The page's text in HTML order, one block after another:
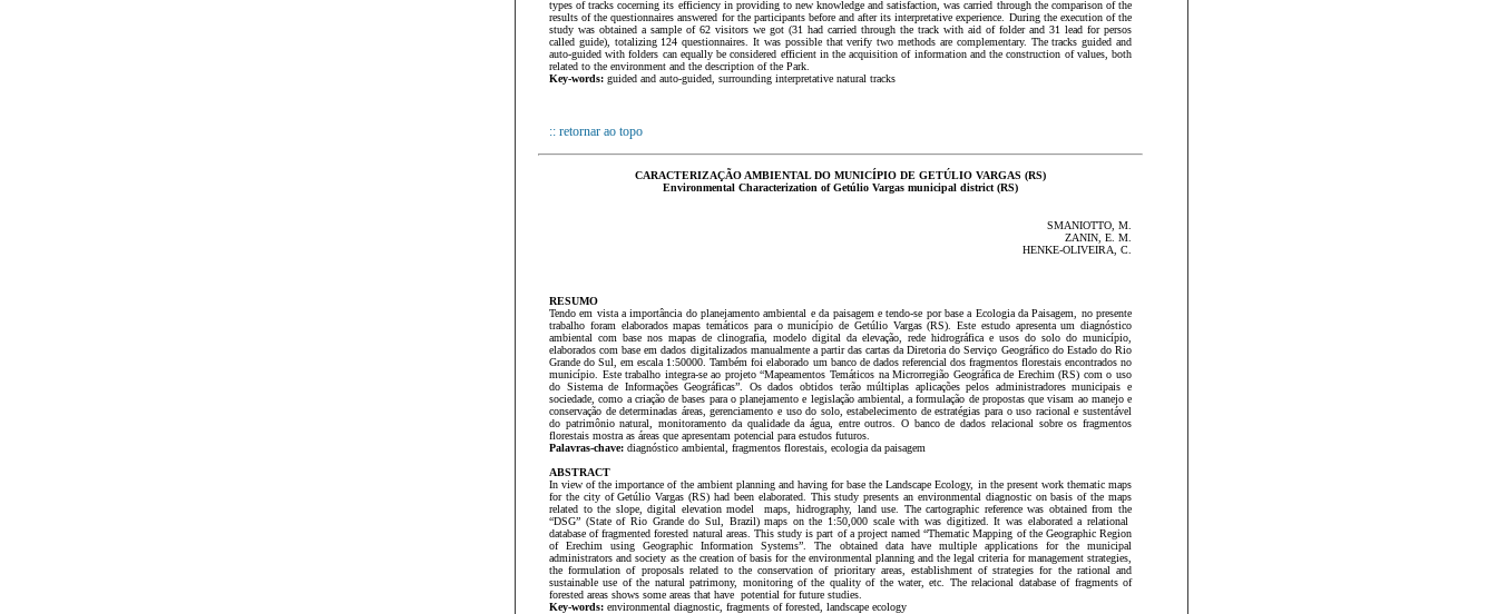
types of tracks cocerning its efficiency in providing to new knowledge and satisfaction, was carried through the comparison of the
results of the questionnaires answered for the participants before and after its interpretative experience. During the execution of the
study was obtained a sample of 62 visitors we got (31 had carried through the track with aid of folder and 31 lead for persos
called guide), totalizing 124 questionnaires. It was possible that verify two methods are complementary. The tracks guided and
auto-guided with folders can equally be considered efficient in the acquisition of information and the construction of values, both
related to the environment and the description of the Park.
Key-words: guided and auto-guided, surrounding interpretative natural tracks
:: retornar ao topo
CARACTERIZAÇÃO AMBIENTAL DO MUNICÍPIO DE GETÚLIO VARGAS (RS)
Environmental Characterization of Getúlio Vargas municipal district (RS)
SMANIOTTO, M.
ZANIN, E. M.
HENKE-OLIVEIRA, C.
RESUMO
Tendo em vista a importância do planejamento ambiental e da paisagem e tendo-se por base a Ecologia da Paisagem, no presente
trabalho foram elaborados mapas temáticos para o município de Getúlio Vargas (RS). Este estudo apresenta um diagnóstico
ambiental com base nos mapas de clinografia, modelo digital da elevação, rede hidrográfica e usos do solo do município,
elaborados com base em dados digitalizados manualmente a partir das cartas da Diretoria do Serviço Geográfico do Estado do Rio
Grande do Sul, em escala 1:50000. Também foi elaborado um banco de dados referencial dos fragmentos florestais encontrados no
município. Este trabalho integra-se ao projeto “Mapeamentos Temáticos na Microrregião Geográfica de Erechim (RS) com o uso
do Sistema de Informações Geográficas”. Os dados obtidos terão múltiplas aplicações pelos administradores municipais e
sociedade, como a criação de bases para o planejamento e legislação ambiental, a formulação de propostas que visam ao manejo e
conservação de determinadas áreas, gerenciamento e uso do solo, estabelecimento de estratégias para o uso racional e sustentável
do patrimônio natural, monitoramento da qualidade da água, entre outros. O banco de dados relacional sobre os fragmentos
florestais mostra as áreas que apresentam potencial para estudos futuros.
Palavras-chave: diagnóstico ambiental, fragmentos florestais, ecologia da paisagem
ABSTRACT
In view of the importance of the ambient planning and having for base the Landscape Ecology, in the present work thematic maps
for the city of Getúlio Vargas (RS) had been elaborated. This study presents an environmental diagnostic on basis of the maps
related to the slope, digital elevation model maps, hidrography, land use. The cartographic reference was obtained from the
“DSG” (State of Rio Grande do Sul, Brazil) maps on the 1:50,000 scale with was digitized. It was elaborated a relational
database of fragmented forested natural areas. This study is part of a project named “Thematic Mapping of the Geographic Region
of Erechim using Geographic Information Systems”. The obtained data have multiple applications for the municipal
administrators and society as the creation of basis for the environmental planning and the legal criteria for management strategies,
the formulation of proposals related to the conservation of prioritary areas, establishment of strategies for the rational and
sustainable use of the natural patrimony, monitoring of the quality of the water, etc. The relacional database of fragments of
forested areas shows some areas that have potential for future studies.
Key-words: environmental diagnostic, fragments of forested, landscape ecology